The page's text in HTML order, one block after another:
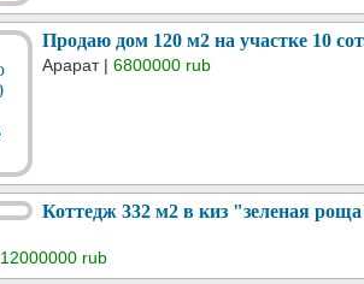
Продаю дом 120 м2 на участке 10
Арарат | 6800000 rub
Коттедж 332 м2 в киз "зеленая
12000000 rub